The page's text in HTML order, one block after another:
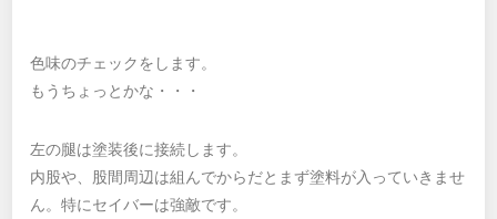
色味のチェックをします。
もうちょっとかな・・・
左の腿は塗装後に接続します。
内股や、股間周辺は組んでからだとまず塗料が入っていきませ
ん。特にセイバーは強敵です。